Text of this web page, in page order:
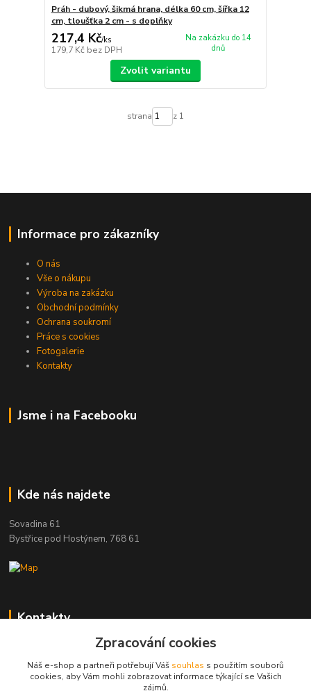
Práh - dubový, šikmá hrana, délka 60 cm, šířka 12
cm, tloušťka 2 cm - s doplňky
217,4 Kč/ks
179,7 Kč bez DPH
Na zakázku do 14
dnů
Zvolit variantu
strana z 1
Informace pro zákazníky
O nás
Vše o nákupu
Výroba na zakázku
Obchodní podmínky
Ochrana soukromí
Práce s cookies
Fotogalerie
Kontakty
Jsme i na Facebooku
Kde nás najdete
Sovadina 61
Bystřice pod Hostýnem, 768 61
Kontakty
DŘEVOPRODUKT BEDNAŘÍK s.r.o.
+420 739 454 600
(Po-Pá, 7-15 hod.)
Zpracování cookies
Náš e-shop a partneři potřebují Váš souhlas s použitím souborů
cookies, aby Vám mohli zobrazovat informace týkající se Vašich
zájmů.